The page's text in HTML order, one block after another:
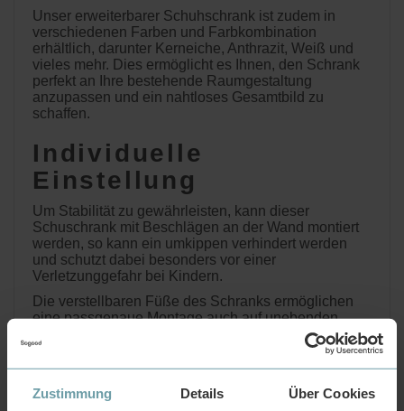
Zustimmung Details Über Cookies
Unser erweiterbarer Schuhschrank ist zudem in
verschiedenen Farben und Farbkombination
erhältlich, darunter Kerneiche, Anthrazit, Weiß und
vieles mehr. Dies ermöglicht es Ihnen, den Schrank
perfekt an Ihre bestehende Raumgestaltung
anzupassen und ein nahtloses Gesamtbild zu
schaffen.
Individuelle
Einstellung
Um Stabilität zu gewährleisten, kann dieser
Schuschrank mit Beschlägen an der Wand montiert
werden, so kann ein umkippen verhindert werden
und schutzt dabei besonders vor einer
Verletzunggefahr bei Kindern.
Die verstellbaren Füße des Schranks ermöglichen
eine passgenaue Montage auch auf unebenden
Fazit
Dieser Schuhschrank ist ein wahres